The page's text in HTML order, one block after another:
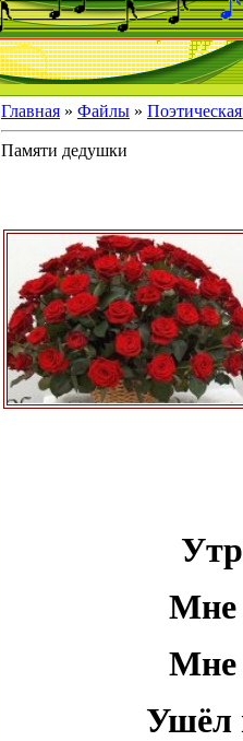
Главная » Файлы »
Памяти дедушки
Мне
Мне
Ушёл